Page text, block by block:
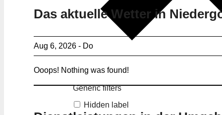
Generic filters
Hidden label
Das aktuelle Wetter in
Aug 6, 2026 - Do
Ooops! Nothing was found!